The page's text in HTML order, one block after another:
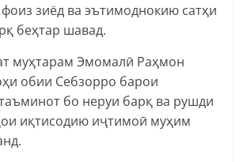
зиёд ва эътимоднокию сатҳи
беҳтар шавад.
муҳтарам Эмомалӣ Раҳмон
обии Себзорро барои
бо неруи барқ ва рушди
иқтисодию иҷтимоӣ муҳим